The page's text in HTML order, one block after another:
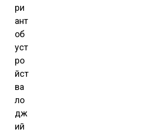
ри
ант
об
уст
ро
йст
ва
ло
дж
ий